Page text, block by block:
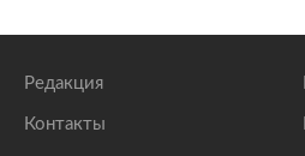
Редакция
Контакты